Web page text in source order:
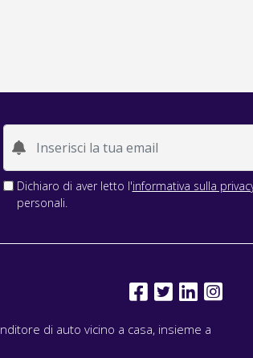
Dichiaro di aver letto l'informativa sulla
personali.
di auto vicino a casa, insieme a